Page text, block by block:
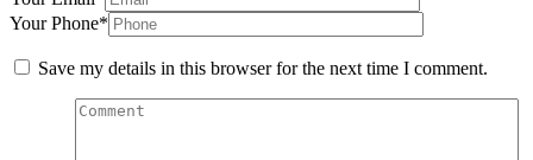
Your Phone*
Save my details in this browser for the next time I comment.